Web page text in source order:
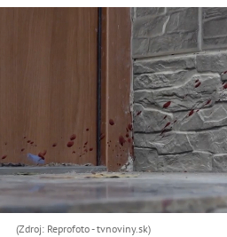
(Zdroj: Reprofoto - tvnoviny.sk)